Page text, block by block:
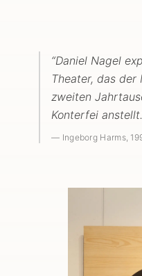
“Daniel Nagel
Theater, das der
zweiten
Konterfei anstellt.
— Ingeborg Harms,